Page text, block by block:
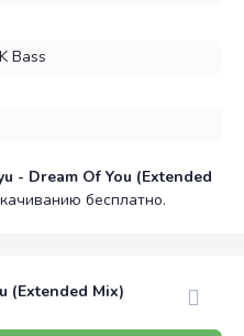
Bass
- Dream Of You (Extended
бесплатно.
(Extended Mix)